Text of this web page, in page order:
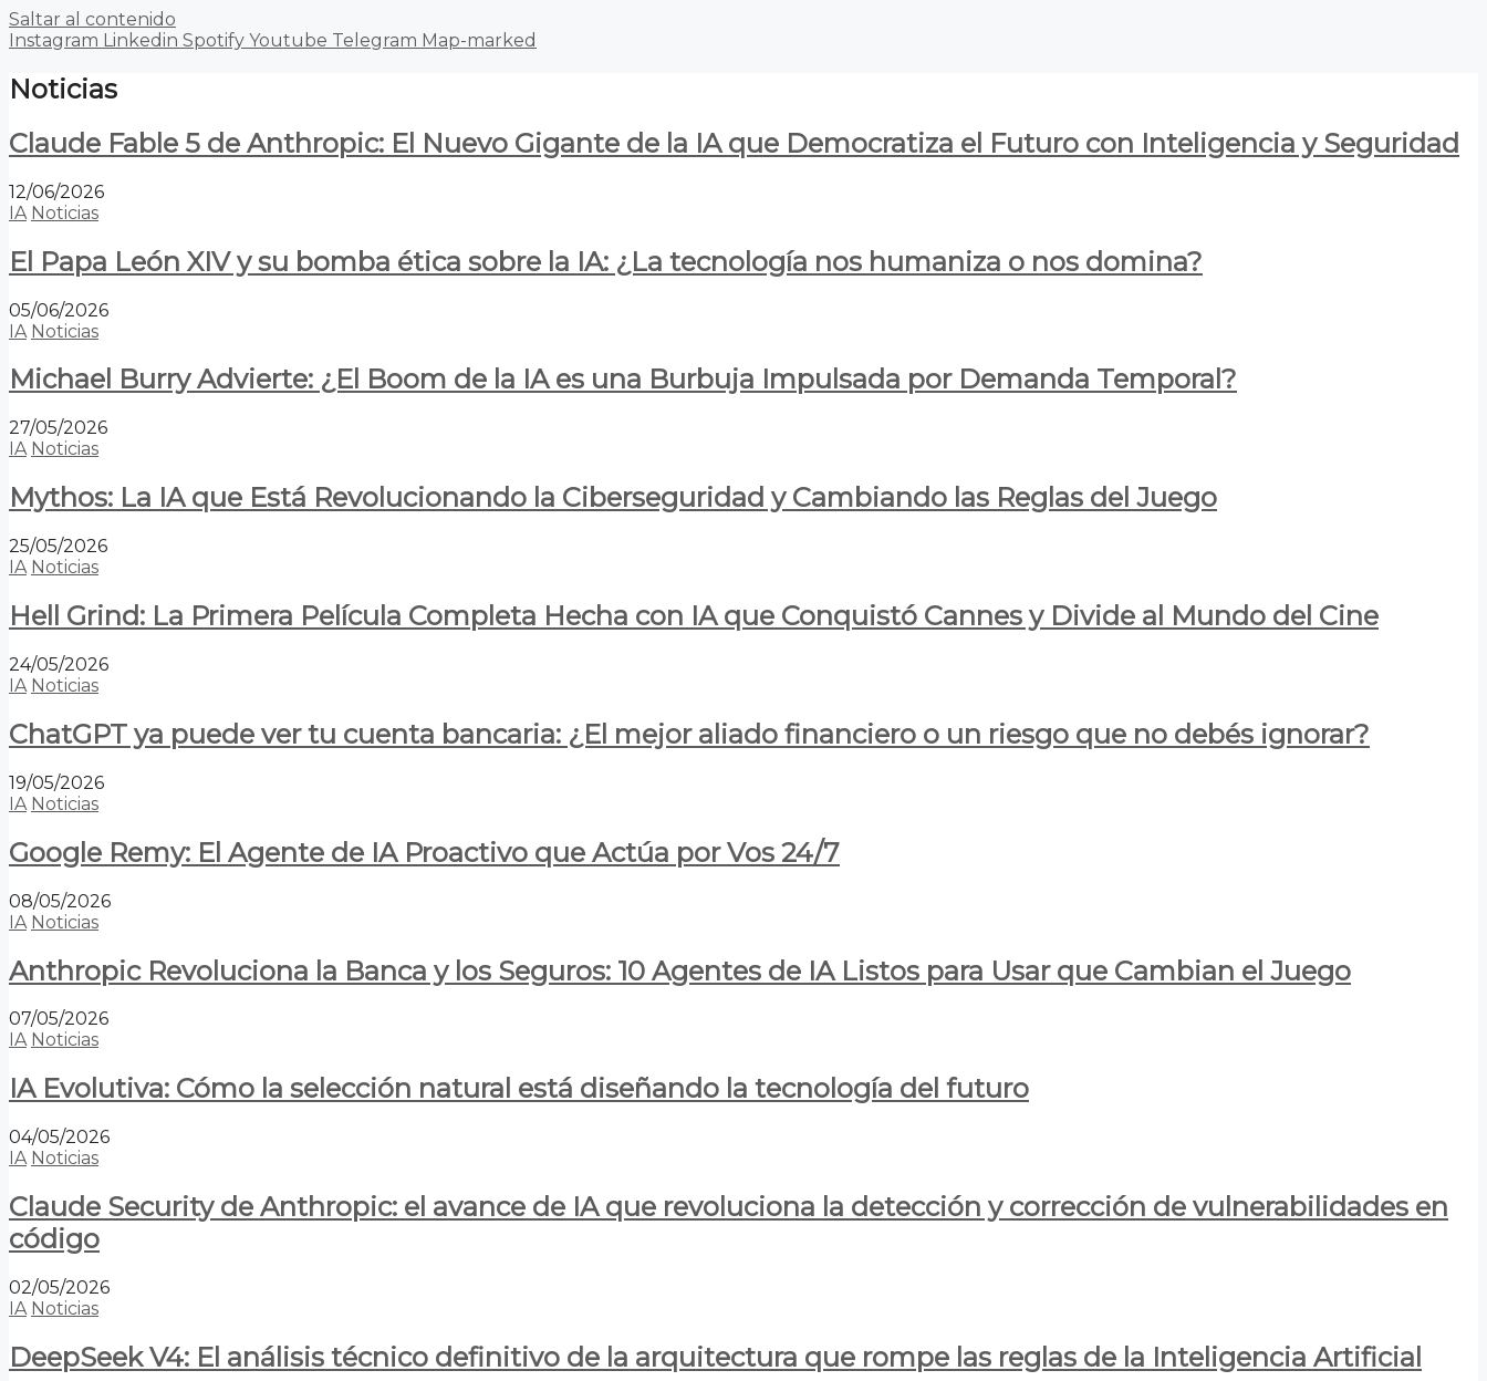
Saltar al contenido
Instagram Linkedin Spotify Youtube Telegram Map-marked
Noticias
Claude Fable 5 de Anthropic: El Nuevo Gigante de la IA que Democratiza el Futuro con Inteligencia y Seguridad
12/06/2026
IA Noticias
El Papa León XIV y su bomba ética sobre la IA: ¿La tecnología nos humaniza o nos domina?
05/06/2026
IA Noticias
Michael Burry Advierte: ¿El Boom de la IA es una Burbuja Impulsada por Demanda Temporal?
27/05/2026
IA Noticias
Mythos: La IA que Está Revolucionando la Ciberseguridad y Cambiando las Reglas del Juego
25/05/2026
IA Noticias
Hell Grind: La Primera Película Completa Hecha con IA que Conquistó Cannes y Divide al Mundo del Cine
24/05/2026
IA Noticias
ChatGPT ya puede ver tu cuenta bancaria: ¿El mejor aliado financiero o un riesgo que no debés ignorar?
19/05/2026
IA Noticias
Google Remy: El Agente de IA Proactivo que Actúa por Vos 24/7
08/05/2026
IA Noticias
Anthropic Revoluciona la Banca y los Seguros: 10 Agentes de IA Listos para Usar que Cambian el Juego
07/05/2026
IA Noticias
IA Evolutiva: Cómo la selección natural está diseñando la tecnología del futuro
04/05/2026
IA Noticias
Claude Security de Anthropic: el avance de IA que revoluciona la detección y corrección de vulnerabilidades en
código
02/05/2026
IA Noticias
DeepSeek V4: El análisis técnico definitivo de la arquitectura que rompe las reglas de la Inteligencia Artificial